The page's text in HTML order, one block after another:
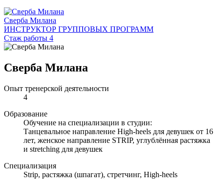
Сверба Милана
ИНСТРУКТОР ГРУППОВЫХ ПРОГРАММ
Стаж работы 4
Сверба Милана
Опыт тренерской деятельности
4
Образование
Обучение на специализации в студии:
Танцевальное направление High-heels для девушек от 16
лет, женское направление STRIP, углублённая растяжка
и stretching для девушек
Специализация
Strip, растяжка (шпагат), стретчинг, High-heels